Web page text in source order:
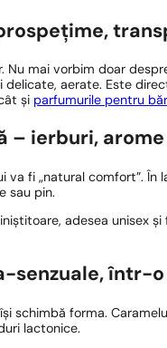
Nu mai vorbim doar
aerate. Este
și parfumurile pentru
– ierburi,
va fi „natural comfort”.
sau pin.
adesea unisex
senzuale, într-
schimbă forma.
lactonice.